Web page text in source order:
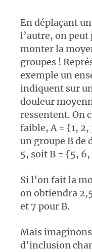
En déplaçant
l’autre, on
monter la
groupes !
exemple un
indiquent sur
douleur
ressentent. On
faible, A = {1, 2,
un groupe B de
5, soit B = {5,
Si l’on fait la
on obtiendra
et 7 pour B.
Mais
d’inclusion